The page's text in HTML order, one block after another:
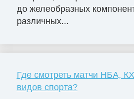
до желеобразных
различных...
Где смотреть матчи НБА,
видов спорта?